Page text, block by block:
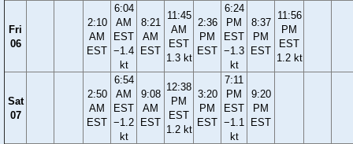
Fri
06
2:10
AM
EST
6:04
AM
EST
−1.4
kt
8:21
AM
EST
11:45
AM
EST
1.3 kt
2:36
PM
EST
6:24
PM
EST
−1.3
kt
8:37
PM
EST
11:56
PM
EST
1.2 kt
Sat
07
2:50
AM
EST
6:54
AM
EST
−1.2
kt
9:08
AM
EST
12:38
PM
EST
1.2 kt
3:20
PM
EST
7:11
PM
EST
−1.1
kt
9:20
PM
EST